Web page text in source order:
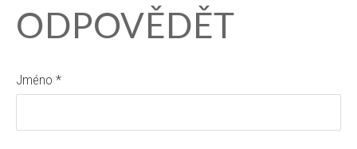
ODPOVĚDĚT
Jméno *